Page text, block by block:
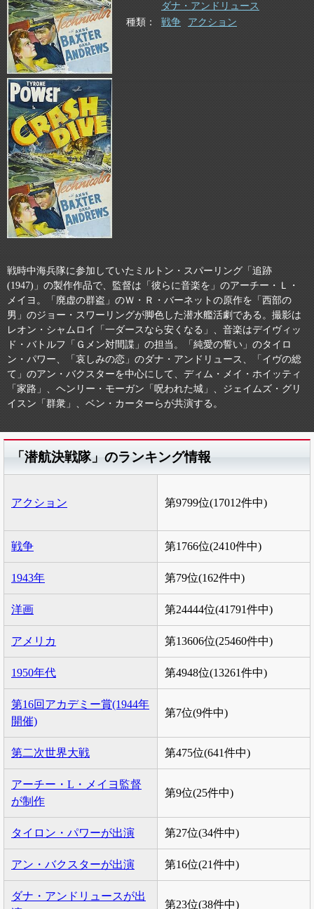
ダナ・アンドリュース
種類
戦争 アクション
戦時中海兵隊に参加していたミルトン・スパーリング「追跡
(1947)」の製作作品で、監督は「彼らに音楽を」のアーチー・Ｌ・
メイヨ。「廃虚の群盗」のＷ・Ｒ・バーネットの原作を「西部の
男」のジョー・スワーリングが脚色した潜水艦活劇である。撮影は
レオン・シャムロイ「一ダースなら安くなる」、音楽はデイヴィッ
ド・バトルフ「Ｇメン対間諜」の担当。「純愛の誓い」のタイロ
ン・パワー、「哀しみの恋」のダナ・アンドリュース、「イヴの総
て」のアン・バクスターを中心にして、ディム・メイ・ホイッティ
「家路」、ヘンリー・モーガン「呪われた城」、ジェイムズ・グリ
イスン「群衆」、ベン・カーターらが共演する。
「潜航決戦隊」のランキング情報
アクション 第9799位(17012件中)
戦争 第1766位(2410件中)
1943年 第79位(162件中)
洋画 第24444位(41791件中)
アメリカ 第13606位(25460件中)
1950年代 第4948位(13261件中)
第16回アカデミー賞(1944年
開催)
第7位(9件中)
第二次世界大戦 第475位(641件中)
アーチー・L・メイヨ監督
が制作
第9位(25件中)
タイロン・パワーが出演 第27位(34件中)
アン・バクスターが出演 第16位(21件中)
ダナ・アンドリュースが出
第23位(38件中)